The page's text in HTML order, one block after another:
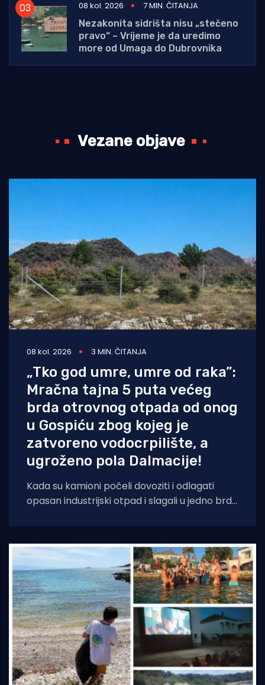
08 kol. 2026
7 MIN. ČITANJA
Nezakonita sidrišta nisu „stečeno
pravo“ – Vrijeme je da uredimo
more od Umaga do Dubrovnika
Vezane objave
08 kol. 2026 3 MIN. ČITANJA
„Tko god umre, umre od raka”:
Mračna tajna 5 puta većeg
brda otrovnog otpada od onog
u Gospiću zbog kojeg je
zatvoreno vodocrpilište, a
ugroženo pola Dalmacije!
Kada su kamioni počeli dovoziti i odlagati
opasan industrijski otpad i slagali u jedno brdo